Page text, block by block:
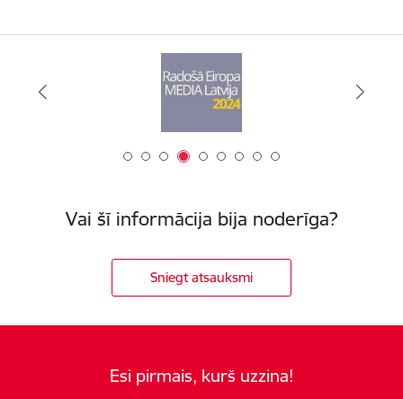
Vai šī informācija bija noderīga?
Sniegt atsauksmi
Esi pirmais, kurš uzzina!